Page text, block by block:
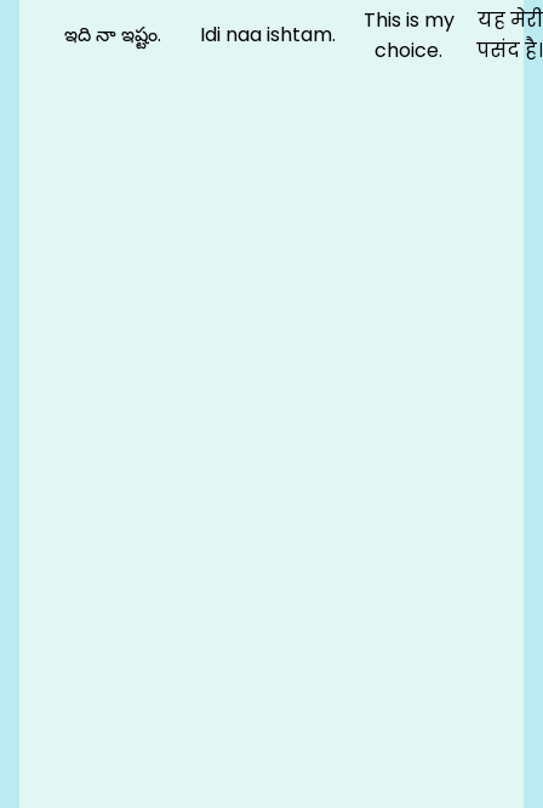
ఇది నా ఇష్టం.
Idi naa ishtam.
This is my
choice.
यह मेरी
पसंद है।